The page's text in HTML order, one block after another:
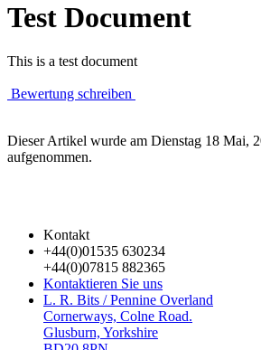
Test Document
This is a test document
Bewertung schreiben
Dieser Artikel wurde am Dienstag 18 Mai,
aufgenommen.
Kontakt
+44(0)01535 630234
+44(0)07815 882365
Kontaktieren Sie uns
L. R. Bits / Pennine Overland
Cornerways, Colne Road.
Glusburn, Yorkshire